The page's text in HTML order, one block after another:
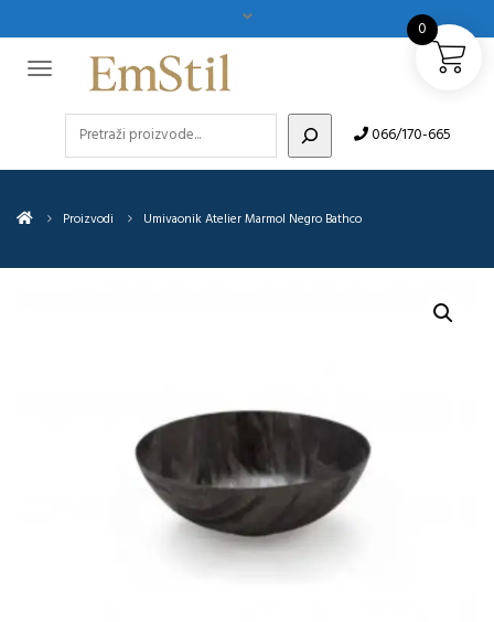
066/170-665
Proizvodi Umivaonik Atelier Marmol Negro Bathco
0